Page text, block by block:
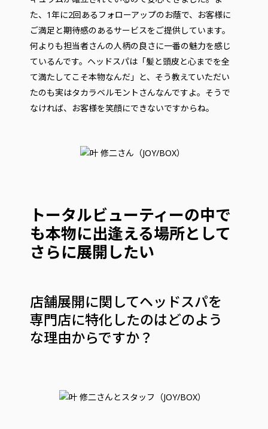
た、1年に2回あるフォローアップのお蔭で、お客様に
ご満足と期待感のあるサービスをご提供しています。
何よりも担当者さんの人柄の良さに一番の魅力を感じ
ているんです。ヘッドスパは「髪と頭皮と心までを全
て満たしてこそ本物なんだ」と、そう教えていただい
たのも実はタカラベルモントさんなんですよ。そうで
なければ、お客様を笑顔にできないですからね。
トータルビューティーの中で
も本物に出逢える場所として
さらに展開したい
店舗展開に関してヘッドスパを
専門店に特化したのはどのよう
な理由からですか？